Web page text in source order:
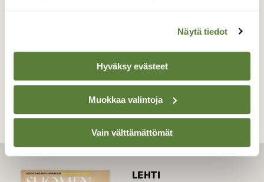
Näytä tiedot
Hyväksy evästeet
Muokkaa valintoja
Vain välttämättömät
TAKAISIN LISTAAN
LEHTI